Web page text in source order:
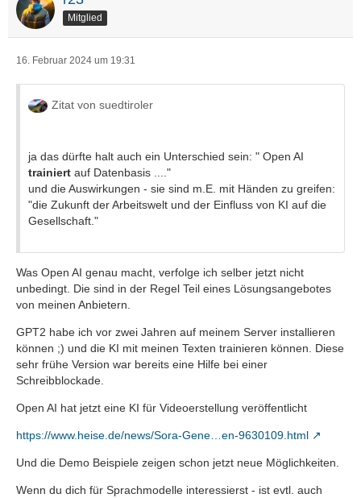
Mitglied
16. Februar 2024 um 19:31
Zitat von suedtiroler
ja das dürfte halt auch ein Unterschied sein: " Open AI
trainiert auf Datenbasis ...."
und die Auswirkungen - sie sind m.E. mit Händen zu greifen:
"die Zukunft der Arbeitswelt und der Einfluss von KI auf die
Gesellschaft."
Was Open AI genau macht, verfolge ich selber jetzt nicht
unbedingt. Die sind in der Regel Teil eines Lösungsangebotes
von meinen Anbietern.
GPT2 habe ich vor zwei Jahren auf meinem Server installieren
können ;) und die KI mit meinen Texten trainieren können. Diese
sehr frühe Version war bereits eine Hilfe bei einer
Schreibblockade.
Open AI hat jetzt eine KI für Videoerstellung veröffentlicht
https://www.heise.de/news/Sora-Gene…en-9630109.html
Und die Demo Beispiele zeigen schon jetzt neue Möglichkeiten.
Wenn du dich für Sprachmodelle interessierst - ist evtl. auch